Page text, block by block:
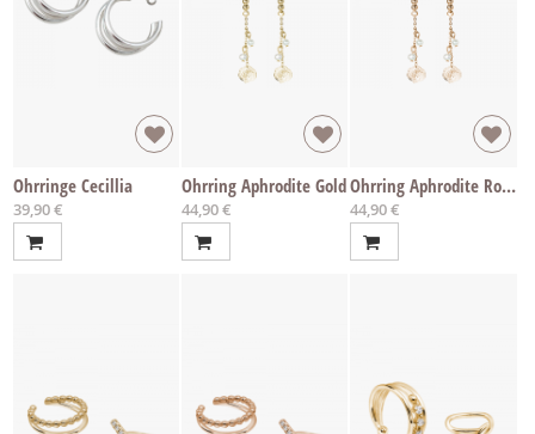
Ohrringe Cecillia
39,90 €
Ohrring Aphrodite Gold
44,90 €
Ohrring Aphrodite Rosé
44,90 €